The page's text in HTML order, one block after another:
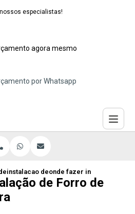
especialistas!
agora mesmo
por Whatsapp
forros de isopor
instalacao de forro de isopor
onde fazer instalacao de
de Forro de